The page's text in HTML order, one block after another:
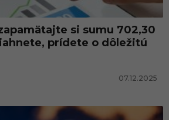
si sumu 702,30
prídete o dôležitú
07.12.2025